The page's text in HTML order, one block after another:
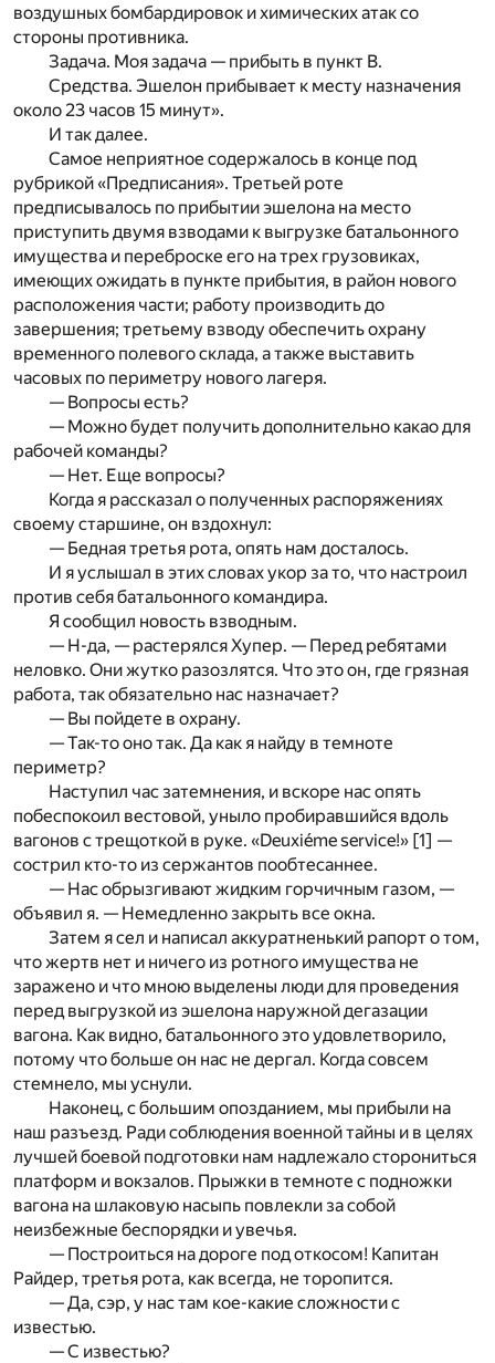
воздушных бомбардировок и химических атак со
стороны противника.
Задача. Моя задача — прибыть в пункт В.
Средства. Эшелон прибывает к месту назначения
около 23 часов 15 минут».
И так далее.
Самое неприятное содержалось в конце под
рубрикой «Предписания». Третьей роте
предписывалось по прибытии эшелона на место
приступить двумя взводами к выгрузке батальонного
имущества и переброске его на трех грузовиках,
имеющих ожидать в пункте прибытия, в район нового
расположения части; работу производить до
завершения; третьему взводу обеспечить охрану
временного полевого склада, а также выставить
часовых по периметру нового лагеря.
— Вопросы есть?
— Можно будет получить дополнительно какао для
рабочей команды?
— Нет. Еще вопросы?
Когда я рассказал о полученных распоряжениях
своему старшине, он вздохнул:
— Бедная третья рота, опять нам досталось.
И я услышал в этих словах укор за то, что настроил
против себя батальонного командира.
Я сообщил новость взводным.
— Н-да, — растерялся Хупер. — Перед ребятами
неловко. Они жутко разозлятся. Что это он, где грязная
работа, так обязательно нас назначает?
— Вы пойдете в охрану.
— Так-то оно так. Да как я найду в темноте
периметр?
Наступил час затемнения, и вскоре нас опять
побеспокоил вестовой, уныло пробиравшийся вдоль
вагонов с трещоткой в руке. «Deuxiéme service!» [1] —
сострил кто-то из сержантов пообтесаннее.
— Нас обрызгивают жидким горчичным газом, —
объявил я. — Немедленно закрыть все окна.
Затем я сел и написал аккуратненький рапорт о том,
что жертв нет и ничего из ротного имущества не
заражено и что мною выделены люди для проведения
перед выгрузкой из эшелона наружной дегазации
вагона. Как видно, батальонного это удовлетворило,
потому что больше он нас не дергал. Когда совсем
стемнело, мы уснули.
Наконец, с большим опозданием, мы прибыли на
наш разъезд. Ради соблюдения военной тайны и в целях
лучшей боевой подготовки нам надлежало сторониться
платформ и вокзалов. Прыжки в темноте с подножки
вагона на шлаковую насыпь повлекли за собой
неизбежные беспорядки и увечья.
— Построиться на дороге под откосом! Капитан
Райдер, третья рота, как всегда, не торопится.
— Да, сэр, у нас там кое-какие сложности с
известью.
— С известью?